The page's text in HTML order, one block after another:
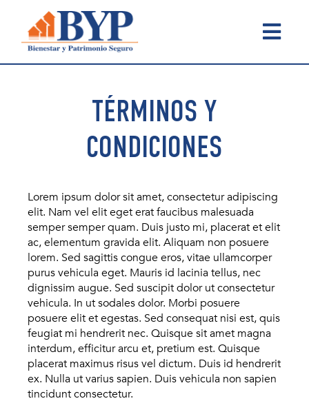
Bienestar
y
PatrimonioTÉRMINOS Y
CONDICIONES
Lorem ipsum dolor sit amet, consectetur adipiscing
elit. Nam vel elit eget erat faucibus malesuada
semper semper quam. Duis justo mi, placerat et elit
ac, elementum gravida elit. Aliquam non posuere
lorem. Sed sagittis congue eros, vitae ullamcorper
purus vehicula eget. Mauris id lacinia tellus, nec
dignissim augue. Sed suscipit dolor ut consectetur
vehicula. In ut sodales dolor. Morbi posuere
posuere elit et egestas. Sed consequat nisi est, quis
feugiat mi hendrerit nec. Quisque sit amet magna
interdum, efficitur arcu et, pretium est. Quisque
placerat maximus risus vel dictum. Duis id hendrerit
ex. Nulla ut varius sapien. Duis vehicula non sapien
tincidunt consectetur.